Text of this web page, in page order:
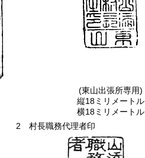
(東山出張所専用)
縦18ミリメートル
横18ミリメートル
2 村長職務代理者印